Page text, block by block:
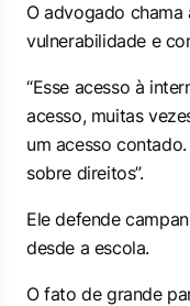
O advogado chama
vulnerabilidade e
“Esse acesso à
acesso, muitas
um acesso
sobre direitos”.
Ele defende
desde a escola.
O fato de grande